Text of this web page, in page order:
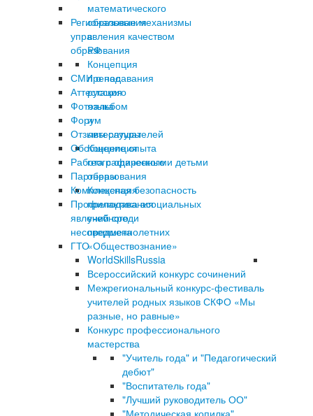
математического
образования
в
РФ
Концепция
преподавания
русского
языка
и
литературы
Концепция
географического
образования
Концепция
преподавания
учебного
предмета
«Обществознание»
WorldSkillsRussia
Всероссийский конкурс сочинений
Межрегиональный конкурс-фестиваль
учителей родных языков СКФО «Мы
разные, но равные»
Конкурс профессионального
мастерства
"Учитель года" и "Педагогический
дебют"
"Воспитатель года"
"Лучший руководитель ОО"
"Методическая копилка"
Региональные механизмы
управления качеством
образования
СМИ о нас
Аттестация
Фотоальбом
Форум
Отзывы слушателей
Обобщение опыта
Работа с одаренными детьми
Партнеры
Комплексная безопасность
Профилактика асоциальных
явлений среди
несовершеннолетних
ГТО